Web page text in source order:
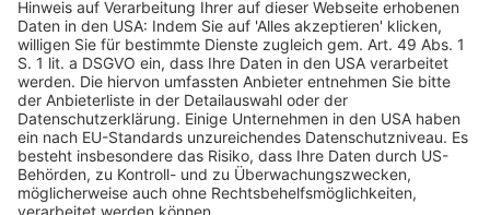
Prüfern und natürlich auch all den anderen Kolleginnen
und Kollegen in den Fahndungsämtern”, so Heere.
Festzustellen sei aber, dass der stetig steigenden Zahl
von Fällen, die immer komplexer und internationaler
seien, ein sinkender Personalbestand
gegenüberstünde, da die Personalsituation in der
Steuerverwaltung sehr angespannt sei. Um für etwas
Linderung zu sorgen, sollen 45 zusätzliche
Nachwuchskräfte im diesjährigen Ausbildungsjahrgang